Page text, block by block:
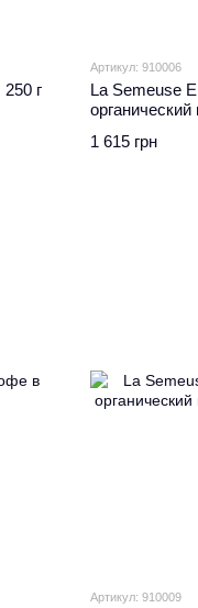
г
Артикул: 910006
La Semeuse
1 615 грн
Артикул: 910009